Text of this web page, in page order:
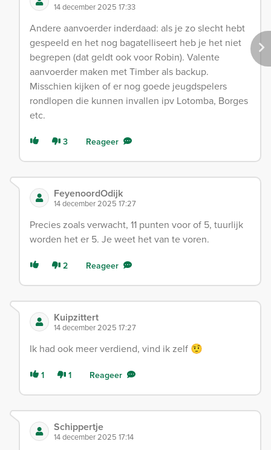
14 december 2025 17:33
Andere aanvoerder inderdaad: als je zo slecht hebt
gespeeld en het nog bagatelliseert heb je het niet
begrepen (dat geldt ook voor Robin). Valente
aanvoerder maken met Timber als backup.
Misschien kijken of er nog goede jeugdspelers
rondlopen die kunnen invallen ipv Lotomba, Borges
etc.
3 Reageer
FeyenoordOdijk
14 december 2025 17:27
Precies zoals verwacht, 11 punten voor of 5, tuurlijk
worden het er 5. Je weet het van te voren.
2 Reageer
Kuipzittert
14 december 2025 17:27
Ik had ook meer verdiend, vind ik zelf 🤨
1 1 Reageer
Schippertje
14 december 2025 17:14